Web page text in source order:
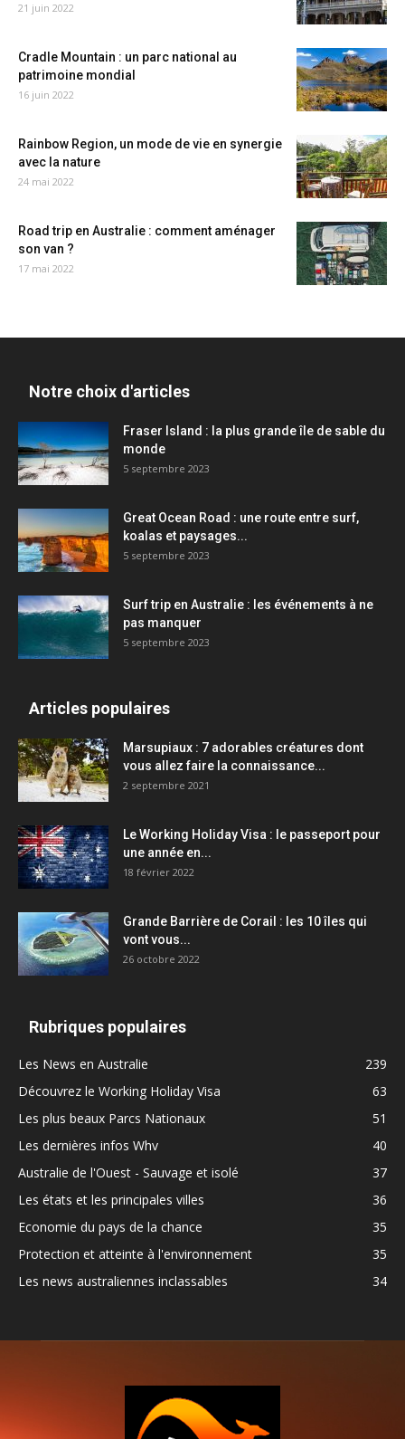
21 juin 2022
Cradle Mountain : un parc national au
patrimoine mondial
16 juin 2022
Rainbow Region, un mode de vie en synergie
avec la nature
24 mai 2022
Road trip en Australie : comment aménager
son van ?
17 mai 2022
Notre choix d'articles
Fraser Island : la plus grande île de sable du
monde
5 septembre 2023
Great Ocean Road : une route entre surf,
koalas et paysages...
5 septembre 2023
Surf trip en Australie : les événements à ne
pas manquer
5 septembre 2023
Articles populaires
Marsupiaux : 7 adorables créatures dont
vous allez faire la connaissance...
2 septembre 2021
Le Working Holiday Visa : le passeport pour
une année en...
18 février 2022
Grande Barrière de Corail : les 10 îles qui
vont vous...
26 octobre 2022
Rubriques populaires
Les News en Australie
239
Découvrez le Working Holiday Visa
63
Les plus beaux Parcs Nationaux
51
Les dernières infos Whv
40
Australie de l'Ouest - Sauvage et isolé
37
Les états et les principales villes
36
Economie du pays de la chance
35
Protection et atteinte à l'environnement
35
Les news australiennes inclassables
34